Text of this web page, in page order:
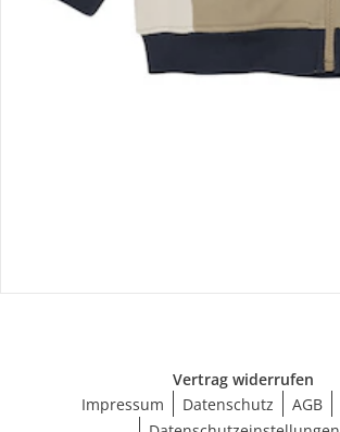
Vertrag widerrufen
Impressum
Datenschutz AGB